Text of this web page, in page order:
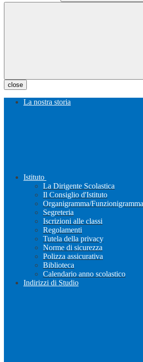
close
La nostra storia
Istituto
La Dirigente Scolastica
Il Consiglio d'Istituto
Organigramma/Funzionigramma
Segreteria
Iscrizioni alle classi
Regolamenti
Tutela della privacy
Norme di sicurezza
Polizza assicurativa
Biblioteca
Calendario anno scolastico
Indirizzi di Studio